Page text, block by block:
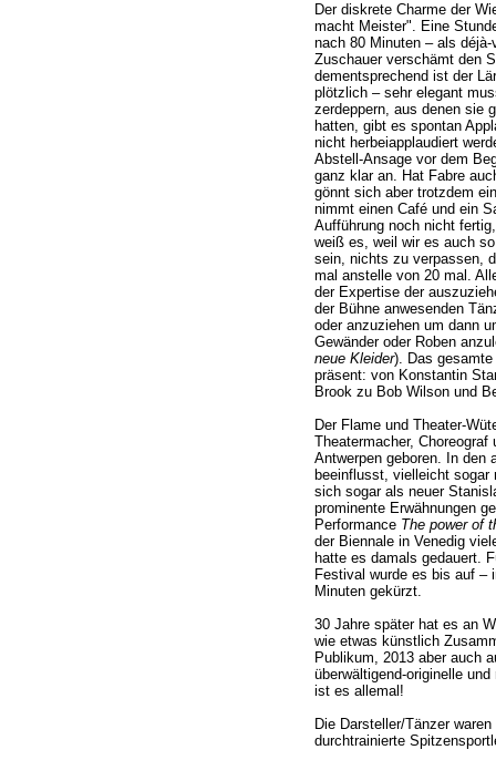
Der diskrete Charme der
macht Meister". Eine
nach 80 Minuten – als
Zuschauer verschämt den
dementsprechend ist der
plötzlich – sehr elegant
zerdeppern, aus denen sie
hatten, gibt es spontan
nicht herbeiapplaudiert
Abstell-Ansage vor dem
ganz klar an. Hat Fabre
gönnt sich aber trotzdem
nimmt einen Café und ein
Aufführung noch nicht
weiß es, weil wir es auch
sein, nichts zu verpassen,
mal anstelle von 20 mal.
der Expertise der
der Bühne anwesenden
oder anzuziehen um dann
Gewänder oder Roben
neue Kleider). Das gesamte
präsent: von Konstantin
Brook zu Bob Wilson und
Der Flame und Theater-
Theatermacher,
Antwerpen geboren. In den
beeinflusst, vielleicht sogar
sich sogar als neuer
prominente Erwähnungen
Performance The power of
der Biennale in Venedig
hatte es damals gedauert.
Festival wurde es bis auf –
Minuten gekürzt.
30 Jahre später hat es an
wie etwas künstlich
Publikum, 2013 aber auch
überwältigend-originelle
ist es allemal!
Die Darsteller/Tänzer
durchtrainierte